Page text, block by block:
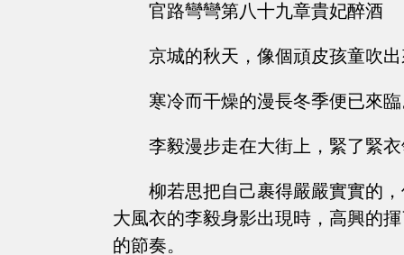
官路彎彎第八十九章貴妃醉酒
京城的秋天，像個頑皮孩童吹
寒冷而干燥的漫長冬季便已來
李毅漫步走在大街上，緊了緊
柳若思把自己裹得嚴嚴實實的
大風衣的李毅身影出現時，高興的
的節奏。